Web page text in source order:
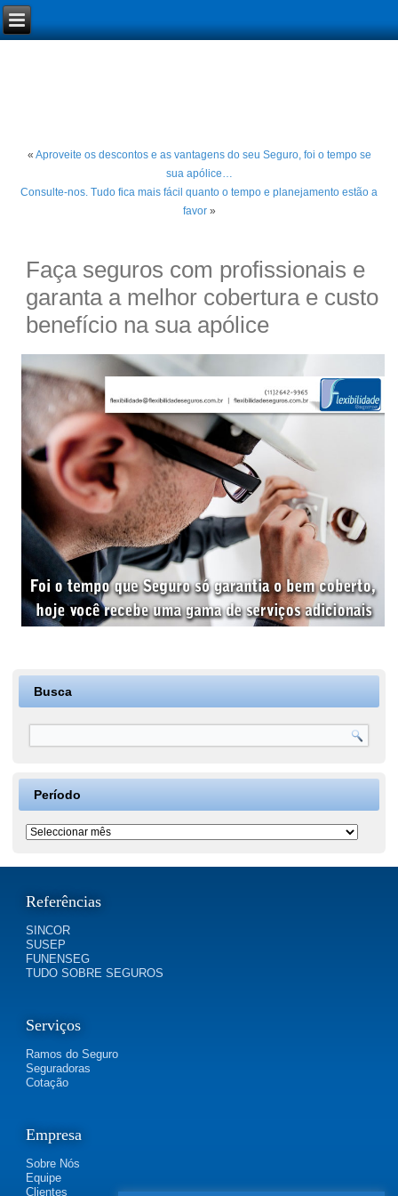
« Aproveite os descontos e as vantagens do seu Seguro, foi o tempo se
sua apólice…
Consulte-nos. Tudo fica mais fácil quanto o tempo e planejamento estão a
favor»
Faça seguros com profissionais e
garanta a melhor cobertura e custo
benefício na sua apólice
Busca
Período
Período
Referências
SINCOR
SUSEP
FUNENSEG
TUDO SOBRE SEGUROS
Serviços
Ramos do Seguro
Seguradoras
Cotação
Empresa
Sobre Nós
Equipe
Clientes